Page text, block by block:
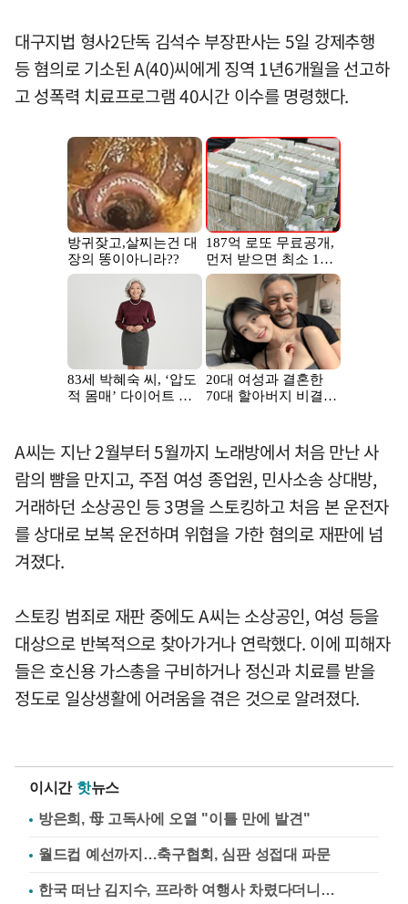
대구지법 형사2단독 김석수 부장판사는 5일 강제추행
등 혐의로 기소된 A(40)씨에게 징역 1년6개월을 선고하
고 성폭력 치료프로그램 40시간 이수를 명령했다.
A씨는 지난 2월부터 5월까지 노래방에서 처음 만난 사
람의 뺨을 만지고, 주점 여성 종업원, 민사소송 상대방,
거래하던 소상공인 등 3명을 스토킹하고 처음 본 운전자
를 상대로 보복 운전하며 위협을 가한 혐의로 재판에 넘
겨졌다.
스토킹 범죄로 재판 중에도 A씨는 소상공인, 여성 등을
대상으로 반복적으로 찾아가거나 연락했다. 이에 피해자
들은 호신용 가스총을 구비하거나 정신과 치료를 받을
정도로 일상생활에 어려움을 겪은 것으로 알려졌다.
이시간 핫뉴스
방은희, 母 고독사에 오열 "이틀 만에 발견"
월드컵 예선까지…축구협회, 심판 성접대 파문
한국 떠난 김지수, 프라하 여행사 차렸다더니…